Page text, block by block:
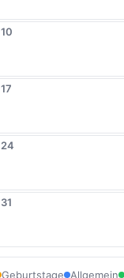
10
17
24
31
Geburtstage Allgemein